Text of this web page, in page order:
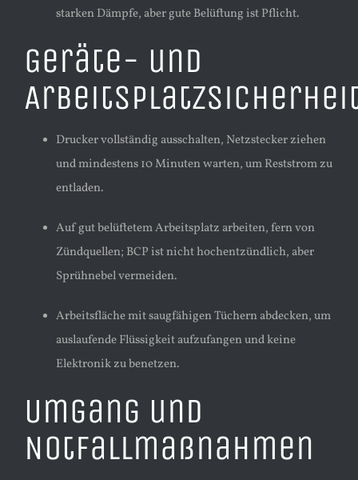
starken Dämpfe, aber gute Belüftung ist Pflicht.
Geräte- und
Drucker vollständig ausschalten, Netzstecker ziehen
und mindestens 10 Minuten warten, um Reststrom zu
entladen.
Auf gut belüftetem Arbeitsplatz arbeiten, fern von
Zündquellen; BCP ist nicht hochentzündlich, aber
Sprühnebel vermeiden.
Arbeitsfläche mit saugfähigen Tüchern abdecken, um
auslaufende Flüssigkeit aufzufangen und keine
Elektronik zu benetzen.
Umgang und
Notfallmaßnahmen